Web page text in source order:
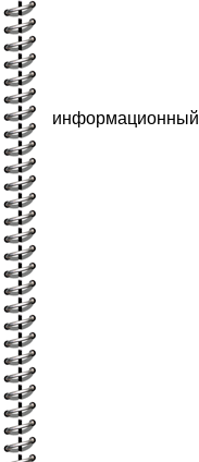
информационный